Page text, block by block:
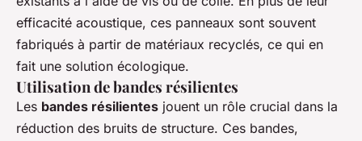
efficacité acoustique, ces panneaux sont souvent
fabriqués à partir de matériaux recyclés, ce qui en
fait une solution écologique.
Utilisation de bandes résilientes
Les bandes résilientes jouent un rôle crucial dans la
réduction des bruits de structure. Ces bandes,